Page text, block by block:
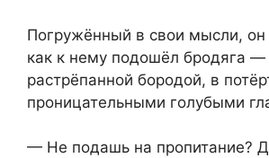
Погружённый в свои мысли, он
как к нему подошёл бродяга —
растрёпанной бородой, в
проницательными голубыми
— Не подашь на пропитание?